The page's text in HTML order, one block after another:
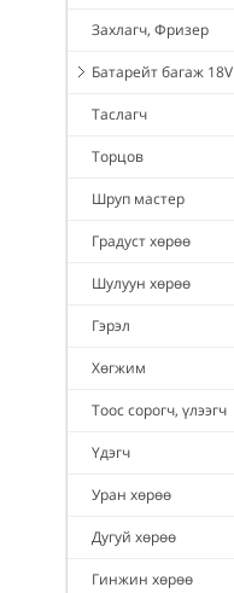
Захлагч, Фризер
Батарейт багаж 18V
Таслагч
Торцов
Шруп мастер
Градуст хөрөө
Шулуун хөрөө
Гэрэл
Хөгжим
Тоос сорогч, үлээгч
Үдэгч
Уран хөрөө
Дугуй хөрөө
Гинжин хөрөө